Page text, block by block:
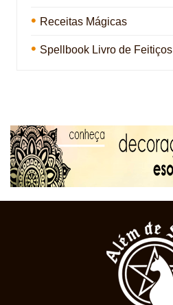
Receitas Mágicas
Spellbook Livro de Feitiços